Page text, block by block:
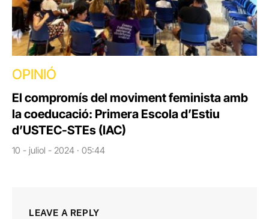
OPINIÓ
El compromís del moviment feminista amb
la coeducació: Primera Escola d’Estiu
d’USTEC-STEs (IAC)
10 - juliol - 2024 · 05:44
LEAVE A REPLY